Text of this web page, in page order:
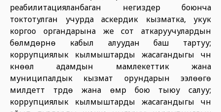
реабилитацияланбаган негиздер боюнча
токтотулган учурда аскердик кызматка, укук
коргоо органдарына же сот аткаруучулардын
бөлүмдөрүнө кабыл алуудан баш тартуу;
коррупциялык кылмыштарды жасагандыгы үчүн
күнөөлүү адамдын мамлекеттик жана
муниципалдык кызмат орундарын ээлөөгө
милдеттүү түрдө жана өмүр бою тыюу салуу;
коррупциялык кылмыштарды жасагандыгы үчүн